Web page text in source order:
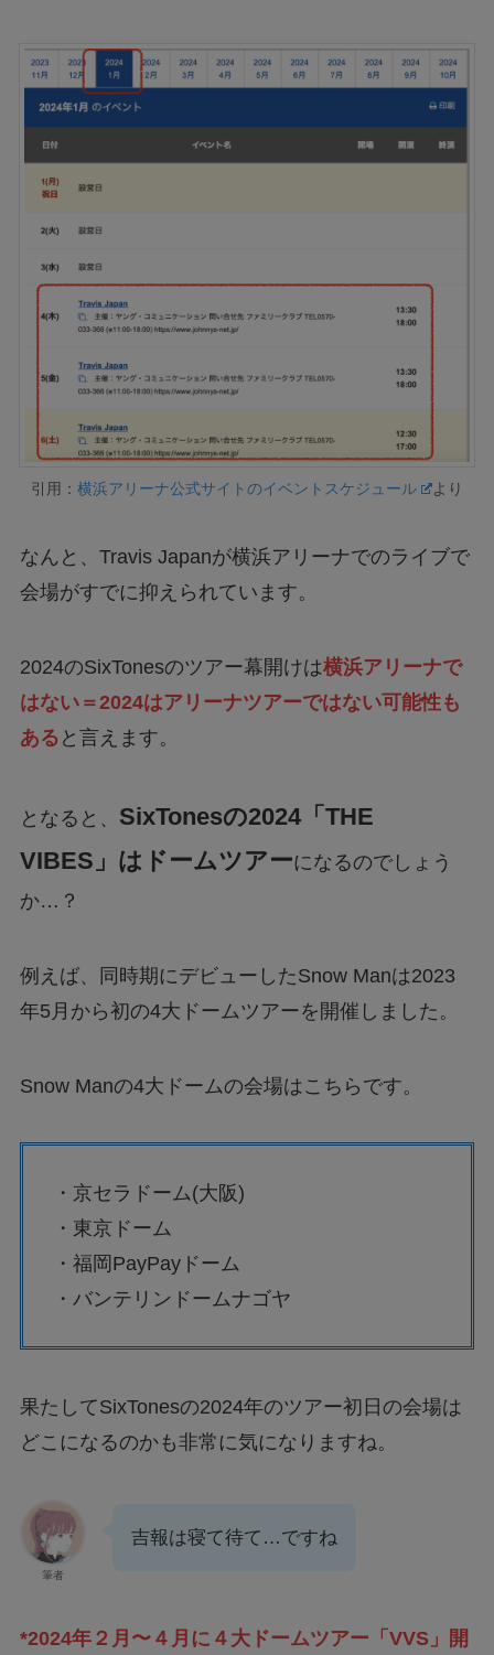
引用： 横浜アリーナ公式サイトのイベントスケジュール より
なんと、Travis Japanが横浜アリーナでのライブで
会場がすでに抑えられています。
2024のSixTonesのツアー幕開けは横浜アリーナで
はない＝2024はアリーナツアーではない可能性も
ある と言えます。
となると、 SixTonesの2024「THE
VIBES」はドームツアーになるのでしょう
か…？
例えば、同時期にデビューしたSnow Manは2023
年5月から初の4大ドームツアーを開催しました。
Snow Manの4大ドームの会場はこちらです。
・京セラドーム(大阪)
・東京ドーム
・福岡PayPayドーム
・バンテリンドームナゴヤ
果たしてSixTonesの2024年のツアー初日の会場は
どこになるのかも非常に気になりますね。
筆者
吉報は寝て待て…ですね
*2024年２月〜４月に４大ドームツアー「VVS」開